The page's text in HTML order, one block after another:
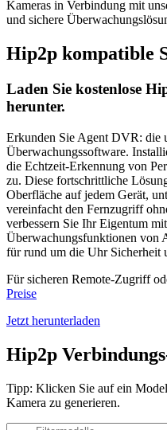
Kameras in Verbindung mit
und sichere
Hip2p kompatible
Laden Sie kostenlose
herunter.
Erkunden Sie Agent DVR: die
Überwachungssoftware.
die Echtzeit-Erkennung von
zu. Diese fortschrittliche
Oberfläche auf jedem Gerät,
vereinfacht den Fernzugriff
verbessern Sie Ihr Eigentum
Überwachungsfunktionen von
für rund um die Uhr Sicherheit
Für sicheren Remote-Zugriff
Preise
Jetzt herunterladen
Hip2p
Tipp: Klicken Sie auf ein
Kamera zu generieren.